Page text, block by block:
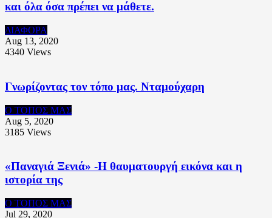
και όλα όσα πρέπει να μάθετε.
ΔΙΑΦΟΡΑ
Aug 13, 2020
4340 Views
Γνωρίζοντας τον τόπο μας. Νταμούχαρη
Ο ΤΟΠΟΣ ΜΑΣ
Aug 5, 2020
3185 Views
«Παναγιά Ξενιά» -Η θαυματουργή εικόνα και η
ιστορία της
Ο ΤΟΠΟΣ ΜΑΣ
Jul 29, 2020